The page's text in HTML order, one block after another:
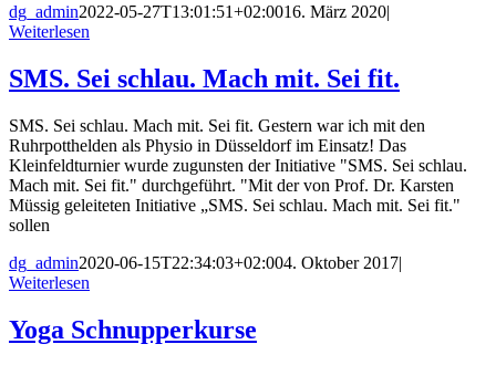
dg_admin2022-05-27T13:01:51+02:0016. März 2020|
Weiterlesen
SMS. Sei schlau. Mach mit. Sei fit.
SMS. Sei schlau. Mach mit. Sei fit. Gestern war ich mit den
Ruhrpotthelden als Physio in Düsseldorf im Einsatz! Das
Kleinfeldturnier wurde zugunsten der Initiative "SMS. Sei schlau.
Mach mit. Sei fit." durchgeführt. "Mit der von Prof. Dr. Karsten
Müssig geleiteten Initiative „SMS. Sei schlau. Mach mit. Sei fit."
sollen
dg_admin2020-06-15T22:34:03+02:004. Oktober 2017|
Weiterlesen
Yoga Schnupperkurse